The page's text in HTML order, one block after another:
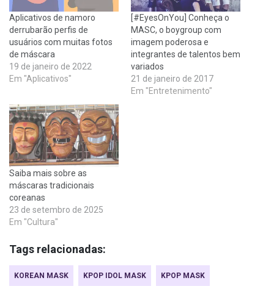
Aplicativos de namoro
derrubarão perfis de
usuários com muitas fotos
de máscara
19 de janeiro de 2022
Em "Aplicativos"
[#EyesOnYou] Conheça o
MASC, o boygroup com
imagem poderosa e
integrantes de talentos bem
variados
21 de janeiro de 2017
Em "Entretenimento"
Saiba mais sobre as
máscaras tradicionais
coreanas
23 de setembro de 2025
Em "Cultura"
Tags relacionadas:
KOREAN MASK KPOP IDOL MASK KPOP MASK